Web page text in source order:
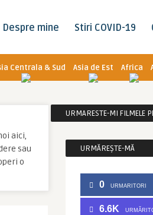
Despre mine Stiri COVID-19
Centrala & Sud Asia de Est Africa
aici,
sau
o
URMARESTE-MI FILMELE
URMĂREȘTE-MĂ
0 URMARITORI
6.6K